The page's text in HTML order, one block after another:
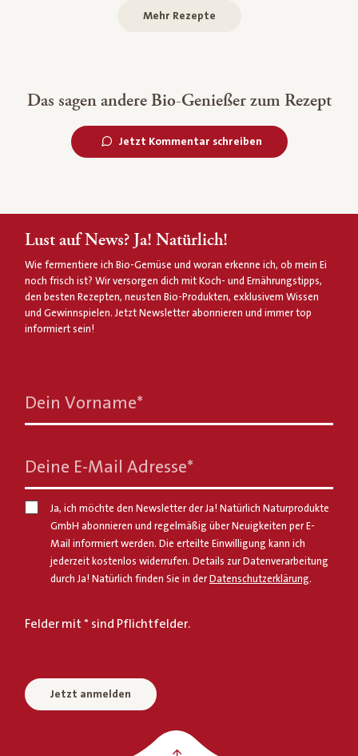
Mehr Rezepte
Das sagen andere Bio-Genießer zum Rezept
Jetzt Kommentar schreiben
Lust auf News? Ja! Natürlich!
Wie fermentiere ich Bio-Gemüse und woran erkenne ich, ob mein Ei
noch frisch ist? Wir versorgen dich mit Koch- und Ernährungstipps,
den besten Rezepten, neusten Bio-Produkten, exklusivem Wissen
und Gewinnspielen. Jetzt Newsletter abonnieren und immer top
informiert sein!
Dein Vorname*
Deine E-Mail Adresse*
Ja, ich möchte den Newsletter der Ja! Natürlich Naturprodukte
GmbH abonnieren und regelmäßig über Neuigkeiten per E-
Mail informiert werden. Die erteilte Einwilligung kann ich
jederzeit kostenlos widerrufen. Details zur Datenverarbeitung
durch Ja! Natürlich finden Sie in derDatenschutzerklärung.
Felder mit * sind Pflichtfelder.
Jetzt anmelden